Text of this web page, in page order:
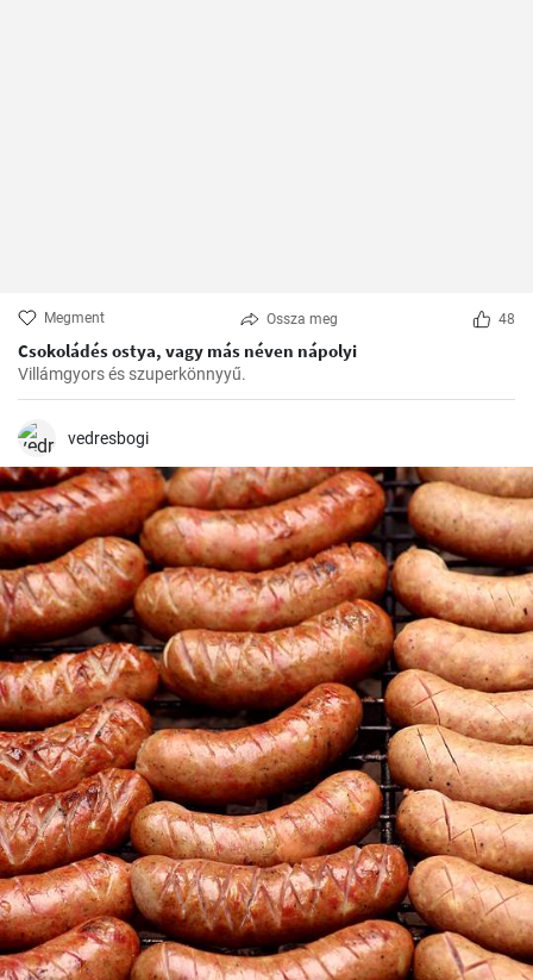
Megment Ossza meg 48
Csokoládés ostya, vagy más néven nápolyi
Villámgyors és szuperkönnyyű.
vedresbogi